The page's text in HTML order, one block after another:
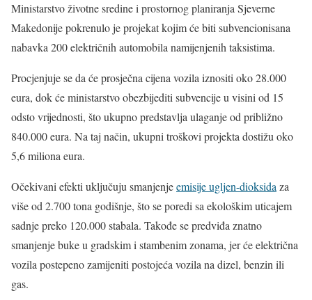
Ministarstvo životne sredine i prostornog planiranja Sjeverne
Makedonije pokrenulo je projekat kojim će biti subvencionisana
nabavka 200 električnih automobila namijenjenih taksistima.
Procjenjuje se da će prosječna cijena vozila iznositi oko 28.000
eura, dok će ministarstvo obezbijediti subvencije u visini od 15
odsto vrijednosti, što ukupno predstavlja ulaganje od približno
840.000 eura. Na taj način, ukupni troškovi projekta dostižu oko
5,6 miliona eura.
Očekivani efekti uključuju smanjenjeemisije ugljen-dioksidaza
više od 2.700 tona godišnje, što se poredi sa ekološkim uticajem
sadnje preko 120.000 stabala. Takođe se predviđa znatno
smanjenje buke u gradskim i stambenim zonama, jer će električna
vozila postepeno zamijeniti postojeća vozila na dizel, benzin ili
gas.